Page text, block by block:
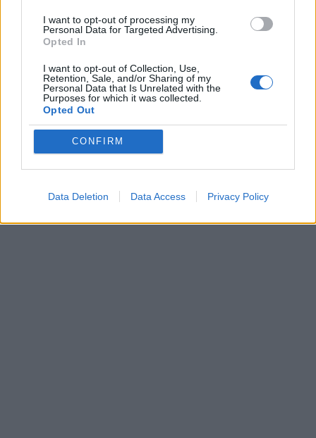
I want to opt-out of processing my
Personal Data for Targeted Advertising.
Opted In
I want to opt-out of Collection, Use,
Retention, Sale, and/or Sharing of my
Personal Data that Is Unrelated with the
Purposes for which it was collected.
Opted Out
CONFIRM
Data Deletion Data Access Privacy Policy